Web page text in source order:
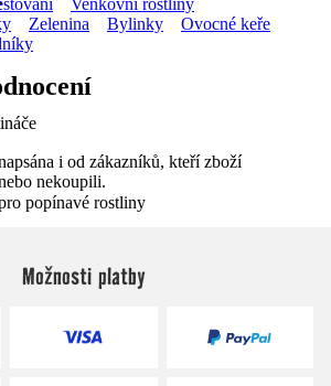
popínavé rostliny
Venkovní rostliny
Zelenina Bylinky
Ovocné keře
i od zákazníků, kteří zboží
nekoupili.
Možnosti platby